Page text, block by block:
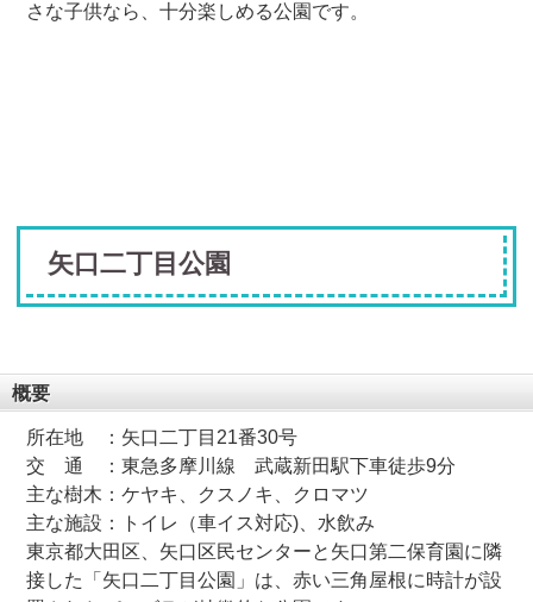
さな子供なら、十分楽しめる公園です。
矢口二丁目公園
概要
所在地
：矢口二丁目21番30号
交 通
：東急多摩川線 武蔵新田駅下車徒歩9分
主な樹木：ケヤキ、クスノキ、クロマツ
主な施設：トイレ（車イス対応)、水飲み
東京都大田区、矢口区民センターと矢口第二保育園に隣
接した「矢口二丁目公園」は、赤い三角屋根に時計が設